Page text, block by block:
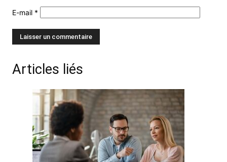
E-mail *
Articles liés